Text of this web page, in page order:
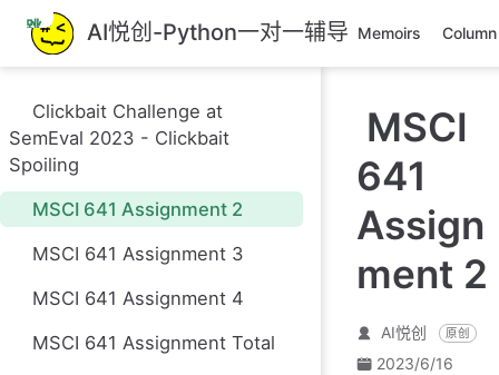
跳
至
主
內
容
AI悦创-Python一对一辅导 Memoirs Column
Clickbait Challenge at
SemEval 2023 - Clickbait
Spoiling
MSCI 641 Assignment 2
MSCI 641 Assignment 3
MSCI 641 Assignment 4
MSCI 641 Assignment Total
MSCI
641
Assign
ment 2
AI悦创 原创
2023/6/16